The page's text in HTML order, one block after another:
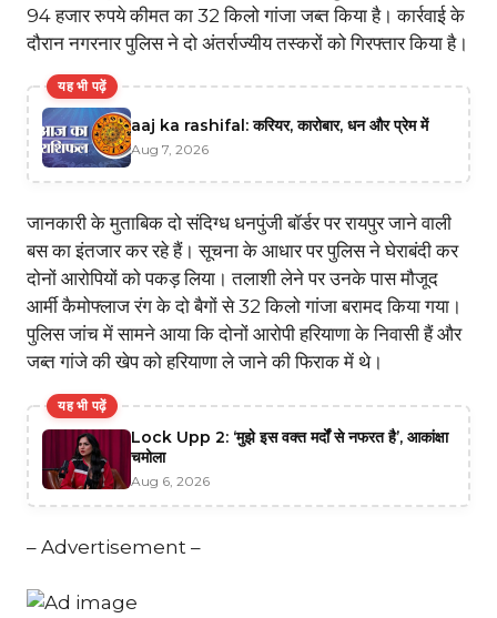
94 हजार रुपये कीमत का 32 किलो गांजा जब्त किया है। कार्रवाई के
दौरान नगरनार पुलिस ने दो अंतर्राज्यीय तस्करों को गिरफ्तार किया है।
यह भी पढ़ें
aaj ka rashifal: करियर, कारोबार, धन और प्रेम में
Aug 7, 2026
जानकारी के मुताबिक दो संदिग्ध धनपुंजी बॉर्डर पर रायपुर जाने वाली
बस का इंतजार कर रहे हैं। सूचना के आधार पर पुलिस ने घेराबंदी कर
दोनों आरोपियों को पकड़ लिया। तलाशी लेने पर उनके पास मौजूद
आर्मी कैमोफ्लाज रंग के दो बैगों से 32 किलो गांजा बरामद किया गया।
पुलिस जांच में सामने आया कि दोनों आरोपी हरियाणा के निवासी हैं और
जब्त गांजे की खेप को हरियाणा ले जाने की फिराक में थे।
यह भी पढ़ें
Lock Upp 2: ‘मुझे इस वक्त मर्दों से नफरत है’, आकांक्षा
चमोला
Aug 6, 2026
– Advertisement –